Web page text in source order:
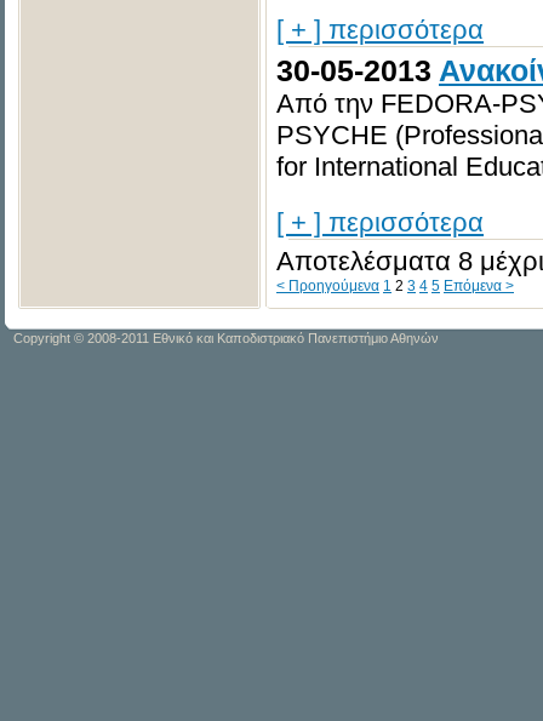
[ + ] περισσότερα
30-05-2013
Από την FEDORA-
PSYCHE
for International
[ + ] περισσότερα
Αποτελέσματα 8
< Προηγούμενα 1 2 3 4 5 Επόμενα >
Copyright © 2008-2011 Εθνικό και Καποδιστριακό Πανεπιστήμιο Αθηνών